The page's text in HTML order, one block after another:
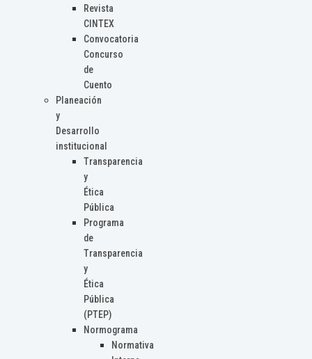
Revista
CINTEX
Convocatoria
Concurso
de
Cuento
Planeación
y
Desarrollo
institucional
Transparencia
y
Ética
Pública
Programa
de
Transparencia
y
Ética
Pública
(PTEP)
Normograma
Normativa